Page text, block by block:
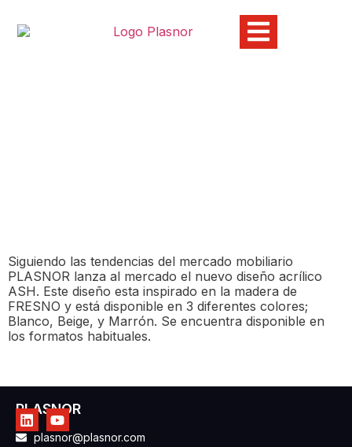
Siguiendo las tendencias del mercado mobiliario
PLASNOR lanza al mercado el nuevo diseño acrílico
ASH. Este diseño esta inspirado en la madera de
FRESNO y está disponible en 3 diferentes colores;
Blanco, Beige, y Marrón. Se encuentra disponible en
los formatos habituales.
PLASNOR
plasnor@plasnor.com